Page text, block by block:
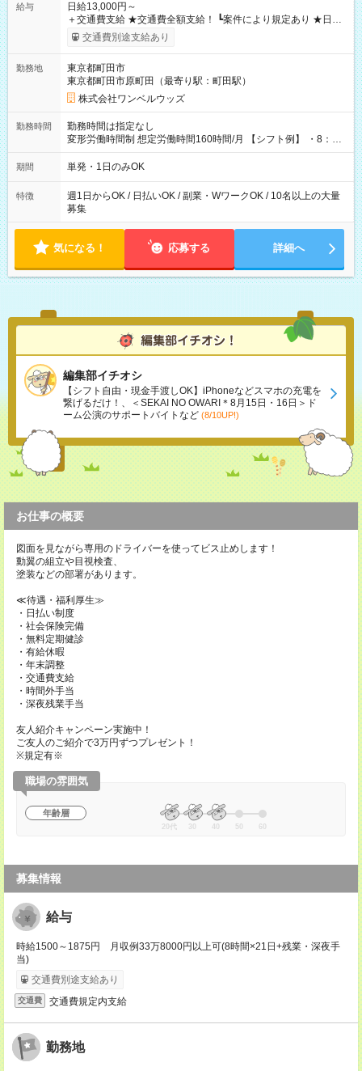
給与
日給13,000円～
＋交通費支給 ★交通費全額支給！ ┗案件により規定あり ★日払
いOK！（規定あり） ┗働いたその日に現金GET♪ お仕事後はコ
ンビニATMから 日払い分を引き落とせます！ 【試用期間】試
交通費別途支給あり
勤務地
東京都町田市
東京都町田市原町田（最寄り駅：町田駅）
株式会社ワンベルウッズ
勤務時間
勤務時間は指定なし
変形労働時間制 想定労働時間160時間/月 【シフト例】 ・8：00
～21：00
期間 単発・1日のみOK
特徴
週1日からOK / 日払いOK / 副業・WワークOK / 10名以上の大量
募集
気になる！ 応募する 詳細へ
編集部イチオシ
【シフト自由・現金手渡しOK】iPhoneなどスマホの充電を
繋げるだけ！、＜SEKAI NO OWARI＊8月15日・16日＞ド
ーム公演のサポートバイトなど (8/10UP!)
お仕事の概要
図面を見ながら専用のドライバーを使ってビス止めします！
動翼の組立や目視検査、
塗装などの部署があります。
≪待遇・福利厚生≫
・日払い制度
・社会保険完備
・無料定期健診
・有給休暇
・年末調整
・交通費支給
・時間外手当
・深夜残業手当
友人紹介キャンペーン実施中！
ご友人のご紹介で3万円ずつプレゼント！
※規定有※
職場の雰囲気
年齢層
20代 30 40 50 60
募集情報
給与
時給1500～1875円 月収例33万8000円以上可(8時間×21日+残業・深夜手
当)
交通費別途支給あり
交通費 交通費規定内支給
勤務地